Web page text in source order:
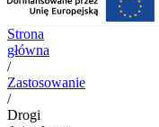
Strona
główna
/
Zastosowanie
/
Drogi